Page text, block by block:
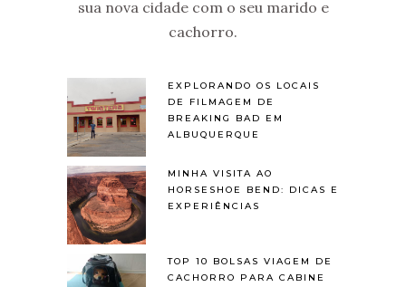
sua nova cidade com o seu marido e
cachorro.
EXPLORANDO OS LOCAIS
DE FILMAGEM DE
BREAKING BAD EM
ALBUQUERQUE
MINHA VISITA AO
HORSESHOE BEND: DICAS E
EXPERIÊNCIAS
TOP 10 BOLSAS VIAGEM DE
CACHORRO PARA CABINE